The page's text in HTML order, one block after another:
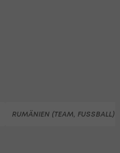
RUMÄNIEN (TEAM, FUSSBALL)